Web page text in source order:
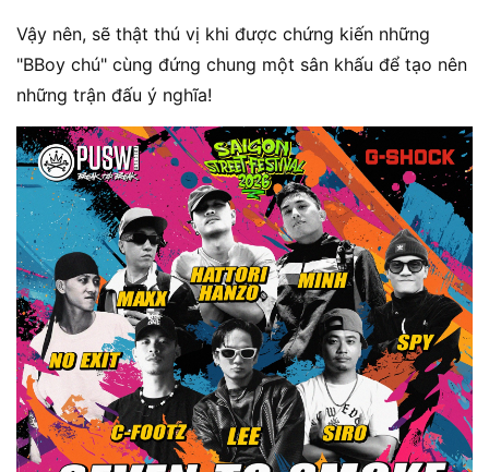
Vậy nên, sẽ thật thú vị khi được chứng kiến những
"BBoy chú" cùng đứng chung một sân khấu để tạo nên
những trận đấu ý nghĩa!